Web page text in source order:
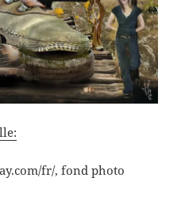
fr/, fond photo